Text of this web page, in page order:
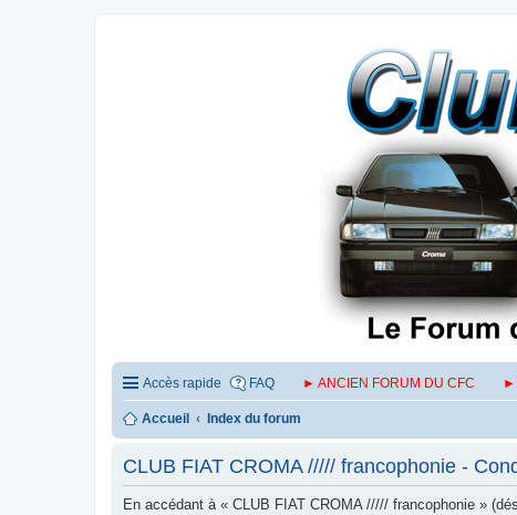
Accès rapide FAQ ► ANCIEN FORUM DU CFC ►
Accueil Index du forum
CLUB FIAT CROMA ///// francophonie -
En accédant à « CLUB FIAT CROMA ///// francophonie »